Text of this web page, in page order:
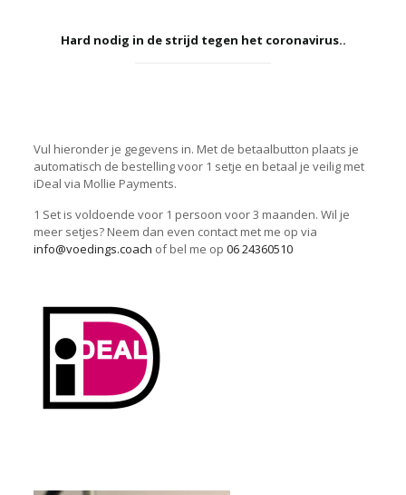
Hard nodig in de strijd tegen het coronavirus..
Vul hieronder je gegevens in. Met de betaalbutton plaats je
automatisch de bestelling voor 1 setje en betaal je veilig met
iDeal via Mollie Payments.
1 Set is voldoende voor 1 persoon voor 3 maanden. Wil je
meer setjes? Neem dan even contact met me op via
info@voedings.coach of bel me op06 24360510